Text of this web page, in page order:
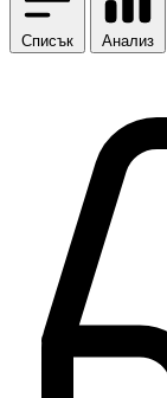
Списък Анализ